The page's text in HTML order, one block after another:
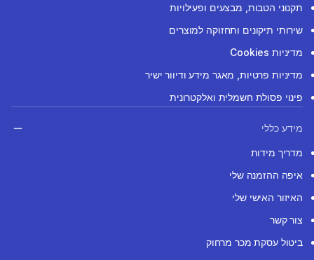
תקנוני הטבות, מבצעים ופעילויות
שירותי תיקונים ותחזוקה למוצרים
מדיניות Cookies
מדיניות פרטיות, מאגר מידע ודיוור ישיר
פינוי פסולת חשמלית ואלקטרונית
מידע כללי
מדריך מידות
איפה ההזמנה שלי
האיזור האישי שלי
צור קשר
ביטול עסקת מכר מרחוק